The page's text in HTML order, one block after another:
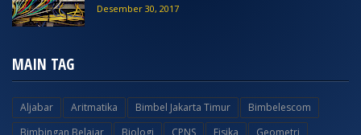
Desember 30, 2017
MAIN TAG
Aljabar Aritmatika Bimbel Jakarta Timur
Bimbelescom
Bimbingan Belajar
Biologi CPNS Fisika Geometri